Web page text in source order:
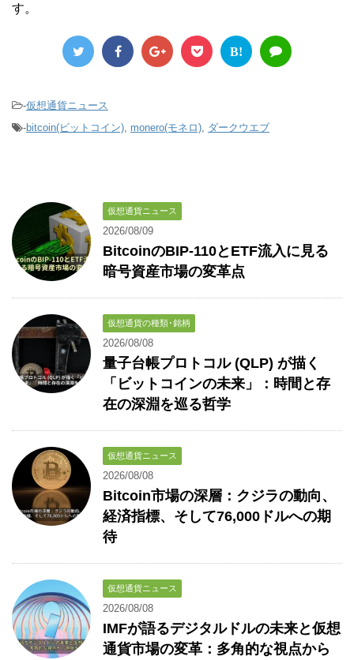
す。
B!
-仮想通貨ニュース
-bitcoin(ビットコイン) monero(モネロ) ダークウエブ
仮想通貨ニュース
2026/08/09
BitcoinのBIP-110とETF流入に見る
暗号資産市場の変革点
仮想通貨の種類･銘柄
2026/08/08
量子台帳プロトコル (QLP) が描く
「ビットコインの未来」：時間と存
在の深淵を巡る哲学
仮想通貨ニュース
2026/08/08
Bitcoin市場の深層：クジラの動向、
経済指標、そして76,000ドルへの期
待
仮想通貨ニュース
2026/08/08
IMFが語るデジタルドルの未来と仮想
通貨市場の変革：多角的な視点から